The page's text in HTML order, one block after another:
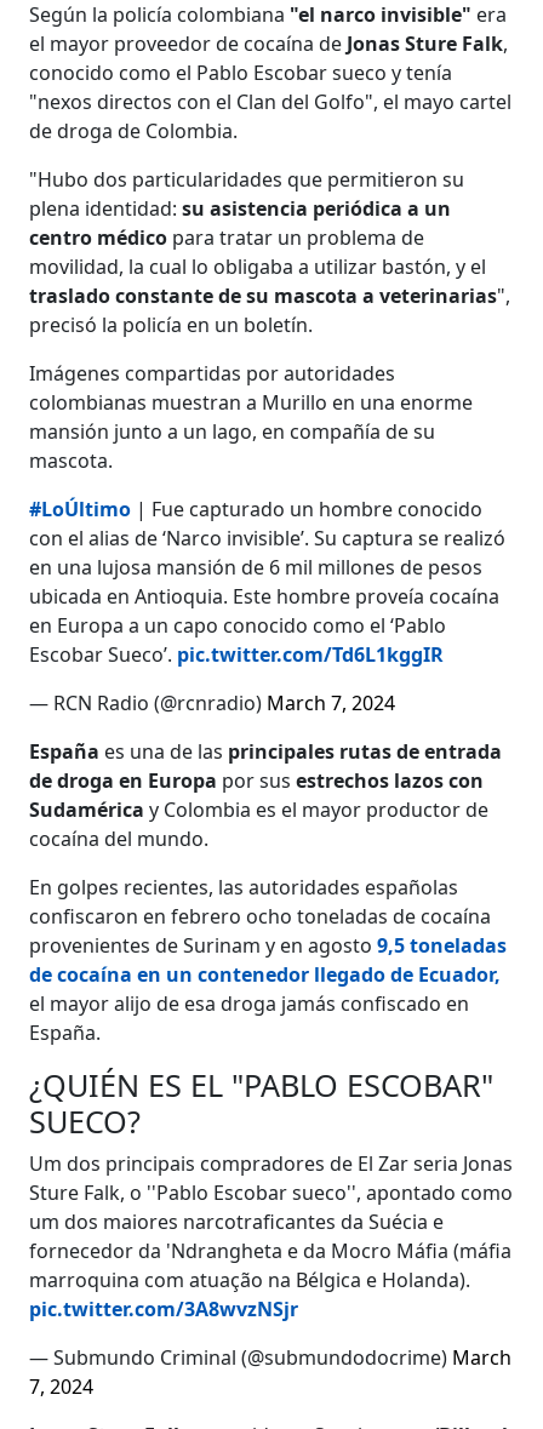
Según la policía colombiana "el narco invisible" era
el mayor proveedor de cocaína de Jonas Sture Falk,
conocido como el Pablo Escobar sueco y tenía
"nexos directos con el Clan del Golfo", el mayo cartel
de droga de Colombia.
"Hubo dos particularidades que permitieron su
plena identidad:su asistencia periódica a un
centro médico para tratar un problema de
movilidad, la cual lo obligaba a utilizar bastón, y el
traslado constante de su mascota a veterinarias",
precisó la policía en un boletín.
Imágenes compartidas por autoridades
colombianas muestran a Murillo en una enorme
mansión junto a un lago, en compañía de su
mascota.
#LoÚltimo | Fue capturado un hombre conocido
con el alias de ‘Narco invisible’. Su captura se realizó
en una lujosa mansión de 6 mil millones de pesos
ubicada en Antioquia. Este hombre proveía cocaína
en Europa a un capo conocido como el ‘Pablo
Escobar Sueco’. pic.twitter.com/Td6L1kggIR
— RCN Radio (@rcnradio) March 7, 2024
España es una de las principales rutas de entrada
de droga en Europa por susestrechos lazos con
Sudaméricay Colombia es el mayor productor de
cocaína del mundo.
En golpes recientes, las autoridades españolas
confiscaron en febrero ocho toneladas de cocaína
provenientes de Surinam y en agosto9,5 toneladas
de cocaína en un contenedor llegado de Ecuador,
el mayor alijo de esa droga jamás confiscado en
España.
¿QUIÉN ES EL "PABLO ESCOBAR"
SUECO?
Um dos principais compradores de El Zar seria Jonas
Sture Falk, o ''Pablo Escobar sueco'', apontado como
um dos maiores narcotraficantes da Suécia e
fornecedor da 'Ndrangheta e da Mocro Máfia (máfia
marroquina com atuação na Bélgica e Holanda).
pic.twitter.com/3A8wvzNSjr
— Submundo Criminal (@submundodocrime) March
7, 2024